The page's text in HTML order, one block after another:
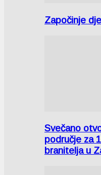
Započinje
Svečano
područje za
branitelja u